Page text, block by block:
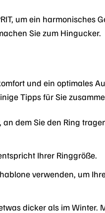
um ein harmonisches
Sie zum Hingucker.
und ein optimales
Tipps für Sie
dem Sie den Ring
Ihrer Ringgröße.
verwenden, um
dicker als im Winter.